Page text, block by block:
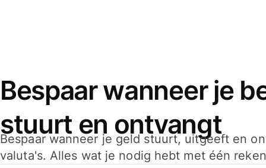
Bespaar wanneer je
stuurt en ontvangt
Bespaar wanneer je geld stuurt, uitgeeft en
valuta's. Alles wat je nodig hebt met één